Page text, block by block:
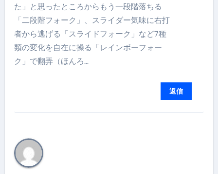
た」と思ったところからもう一段階落ちる
「二段階フォーク」、スライダー気味に右打
者から逃げる「スライドフォーク」など7種
類の変化を自在に操る「レインボーフォー
ク」で翻弄（ほんろ…
返信